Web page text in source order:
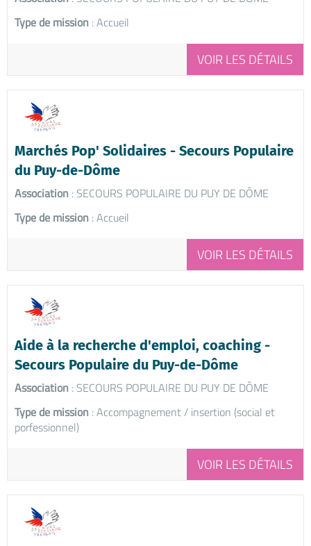
Type de mission : Accueil
VOIR LES DÉTAILS
Marchés Pop' Solidaires - Secours Populaire
du Puy-de-Dôme
Association : SECOURS POPULAIRE DU PUY DE DÔME
Type de mission : Accueil
VOIR LES DÉTAILS
Aide à la recherche d'emploi, coaching -
Secours Populaire du Puy-de-Dôme
Association : SECOURS POPULAIRE DU PUY DE DÔME
Type de mission : Accompagnement / insertion (social et
porfessionnel)
VOIR LES DÉTAILS